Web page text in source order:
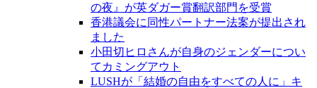
の夜』が英ダガー賞翻訳部門を受賞
香港議会に同性パートナー法案が提出され
ました
小田切ヒロさんが自身のジェンダーについ
てカミングアウト
LUSHが「結婚の自由をすべての人に」キ